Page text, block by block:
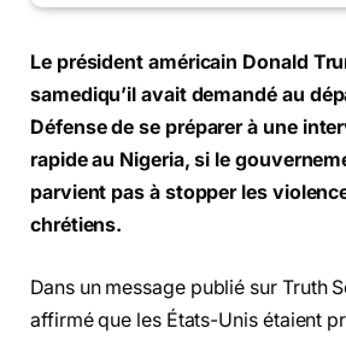
Le président américain Donald
samediqu’il avait demandé au
Défense de se préparer à une
rapide au Nigeria, si le
parvient pas à stopper les
chrétiens.
Dans un message publié sur Truth
affirmé que les États-Unis étaient